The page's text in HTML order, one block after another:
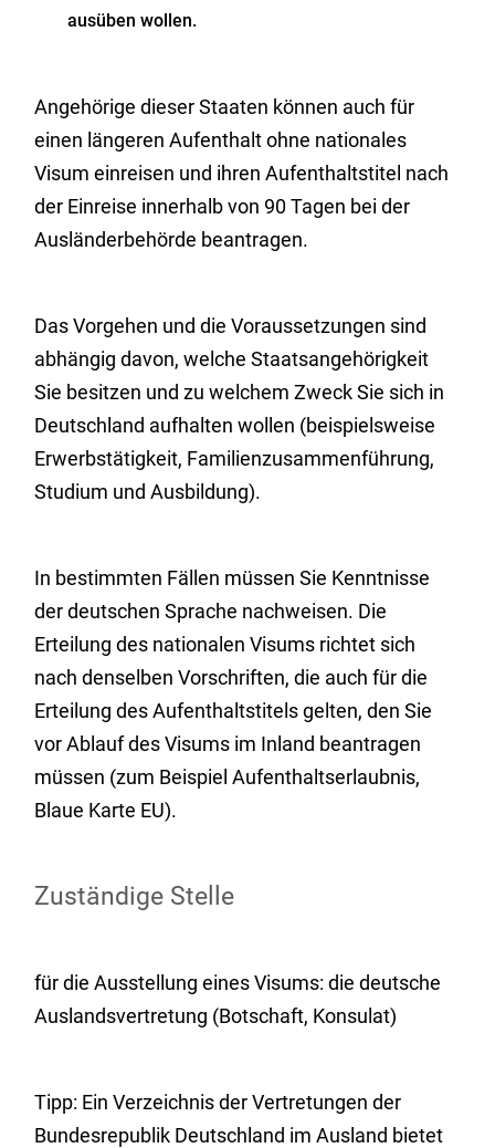
ausüben wollen.
Angehörige dieser Staaten können auch für
einen längeren Aufenthalt ohne nationales
Visum einreisen und ihren Aufenthaltstitel nach
der Einreise innerhalb von 90 Tagen bei der
Ausländerbehörde beantragen.
Das Vorgehen und die Voraussetzungen sind
abhängig davon, welche Staatsangehörigkeit
Sie besitzen und zu welchem Zweck Sie sich in
Deutschland aufhalten wollen (beispielsweise
Erwerbstätigkeit, Familienzusammenführung,
Studium und Ausbildung).
In bestimmten Fällen müssen Sie Kenntnisse
der deutschen Sprache nachweisen. Die
Erteilung des nationalen Visums richtet sich
nach denselben Vorschriften, die auch für die
Erteilung des Aufenthaltstitels gelten, den Sie
vor Ablauf des Visums im Inland beantragen
müssen (zum Beispiel Aufenthaltserlaubnis,
Blaue Karte EU).
Zuständige Stelle
für die Ausstellung eines Visums: die deutsche
Auslandsvertretung (Botschaft, Konsulat)
Tipp: Ein Verzeichnis der Vertretungen der
Bundesrepublik Deutschland im Ausland bietet